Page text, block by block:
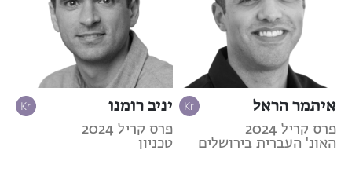
איתמר הראל
פרס קריל 2024
האונ' העברית בירושלים
יניב רומנו
פרס קריל 2024
טכניון